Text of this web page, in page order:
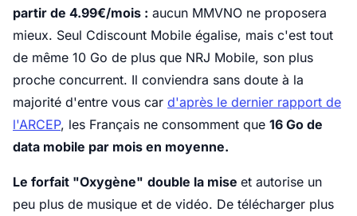
partir de 4.99€/mois : aucun MMVNO ne proposera
mieux. Seul Cdiscount Mobile égalise, mais c'est tout
de même 10 Go de plus que NRJ Mobile, son plus
proche concurrent. Il conviendra sans doute à la
majorité d'entre vous car d'après le dernier rapport de
l'ARCEP, les Français ne consomment que 16 Go de
data mobile par mois en moyenne.
Le forfait "Oxygène" double la mise et autorise un
peu plus de musique et de vidéo. De télécharger plus